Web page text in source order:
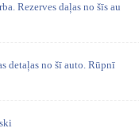
Rezerves daļas no šīs au
detaļas no šī auto. Rūpnī